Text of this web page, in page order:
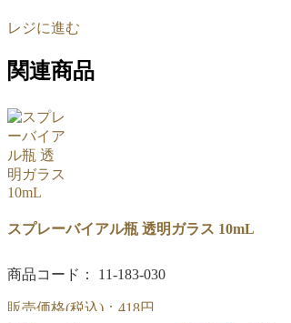
レジに進む
関連商品
スプレーバイアル瓶 透明ガラス 10mL
商品コード： 11-183-030
販売価格(税込)： 418円